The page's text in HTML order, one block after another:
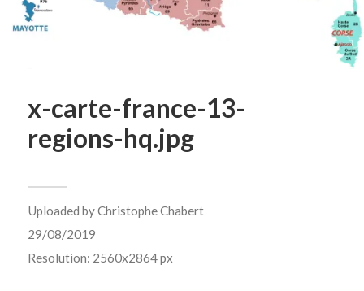
x-carte-france-13-
regions-hq.jpg
Uploaded byChristophe Chabert
29/08/2019
Resolution: 2560x2864 px